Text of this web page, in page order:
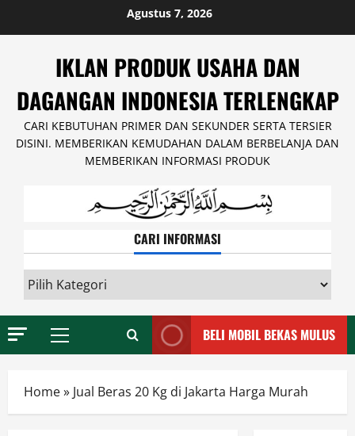
Agustus 7, 2026
IKLAN PRODUK USAHA DAN
DAGANGAN INDONESIA TERLENGKAP
CARI KEBUTUHAN PRIMER DAN SEKUNDER SERTA TERSIER
DISINI. MEMBERIKAN KEMUDAHAN DALAM BERBELANJA DAN
MEMBERIKAN INFORMASI PRODUK
CARI INFORMASI
INFORMASI
Primary
BELI MOBIL BEKAS MULUS
Home» Jual Beras 20 Kg di Jakarta Harga Murah